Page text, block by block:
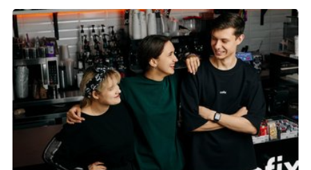
по работе с персоналом Инфомаксимум,
рассказывает, как выстроить адаптацию
распределенной команды без лишнего контроля и
бесконечных созвонов.